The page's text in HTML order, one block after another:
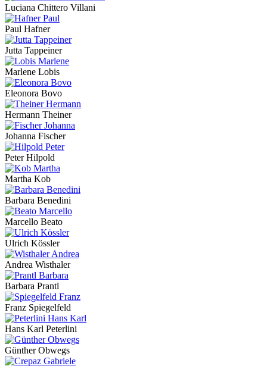
Luciana Chittero Villani
Paul Hafner
Jutta Tappeiner
Marlene Lobis
Eleonora Bovo
Hermann Theiner
Johanna Fischer
Peter Hilpold
Martha Kob
Barbara Benedini
Marcello Beato
Ulrich Kössler
Andrea Wisthaler
Barbara Prantl
Franz Spiegelfeld
Hans Karl Peterlini
Günther Obwegs